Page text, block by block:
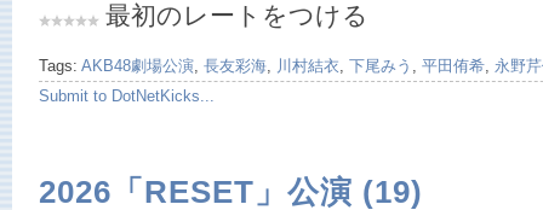
最初のレートをつける
Tags: AKB48劇場公演 長友彩海 川村結衣 下尾みう 平田侑希 永野
Submit to DotNetKicks...
2026「RESET」公演 (19)